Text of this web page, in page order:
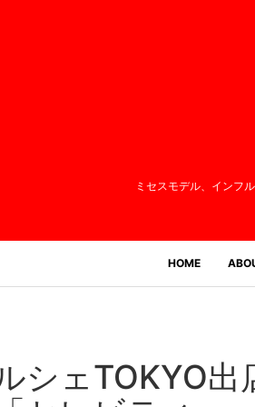
ミセスモデル、インフル
HOME
シェTOKYO出